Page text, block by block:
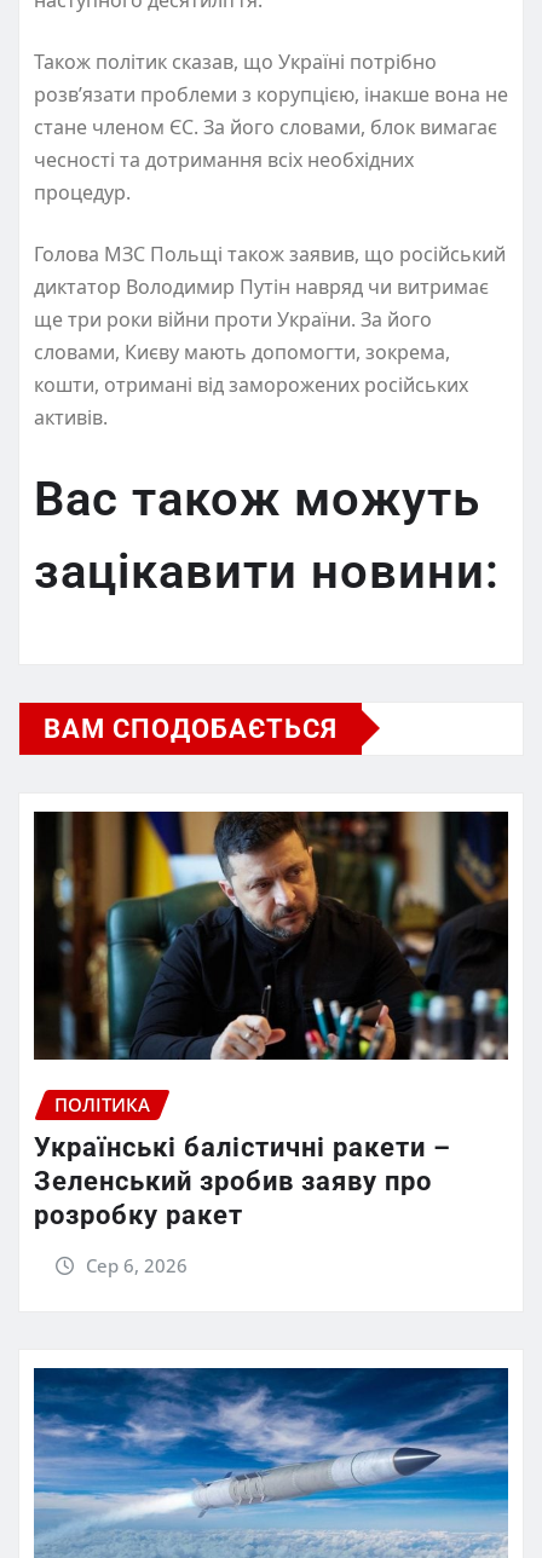
Також політик сказав, що Україні потрібно
розв’язати проблеми з корупцією, інакше вона не
стане членом ЄС. За його словами, блок вимагає
чесності та дотримання всіх необхідних
процедур.
Голова МЗС Польщі також заявив, що російський
диктатор Володимир Путін навряд чи витримає
ще три роки війни проти України. За його
словами, Києву мають допомогти, зокрема,
кошти, отримані від заморожених російських
активів.
Вас також можуть
зацікавити новини:
ВАМ СПОДОБАЄТЬСЯ
ПОЛІТИКА
Українські балістичні ракети –
Зеленський зробив заяву про
розробку ракет
Сер 6, 2026